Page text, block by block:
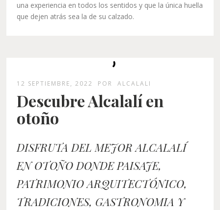
una experiencia en todos los sentidos y que la única huella
que dejen atrás sea la de su calzado.
12 SEPTIEMBRE, 2022 POR ALCALALI
Descubre Alcalalí en
otoño
DISFRUTA DEL MEJOR ALCALALÍ
EN OTOÑO DONDE PAISAJE,
PATRIMONIO ARQUITECTÓNICO,
TRADICIONES, GASTRONOMIA Y